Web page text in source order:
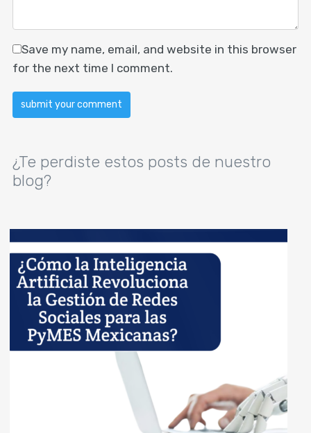
Save my name, email, and website in this browser
for the next time I comment.
¿Te perdiste estos posts de nuestro
blog?